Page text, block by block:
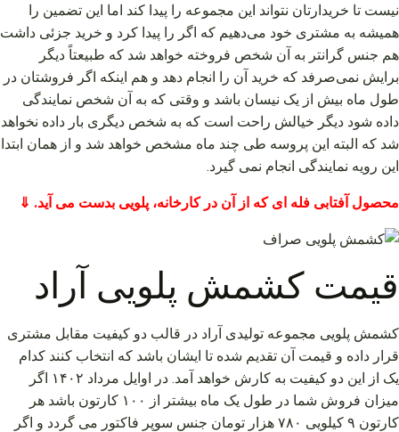
نیست تا خریدارتان نتواند این مجموعه را پیدا کند اما این تضمین را
همیشه به مشتری خود می‌دهیم که اگر را پیدا کرد و خرید جزئی داشت
هم جنس گرانتر به آن شخص فروخته خواهد شد که طبیعتاً دیگر
برایش نمی‌صرفد که خرید آن را انجام دهد و هم اینکه اگر فروشتان در
طول ماه بیش از یک نیسان باشد و وقتی که به آن شخص نمایندگی
داده شود دیگر خیالش راحت است که به شخص دیگری بار داده نخواهد
شد که البته این پروسه طی چند ماه مشخص خواهد شد و از همان ابتدا
این رویه نمایندگی انجام نمی گیرد.
محصول آفتابی فله ای که از آن در کارخانه، پلویی بدست می آید. ⇓
قیمت کشمش پلویی آراد
کشمش پلویی مجموعه تولیدی آراد در قالب دو کیفیت مقابل مشتری
قرار داده و قیمت آن تقدیم شده تا ایشان باشد که انتخاب کنند کدام
یک از این دو کیفیت به کارش خواهد آمد. در اوایل مرداد ۱۴۰۲ اگر
میزان فروش شما در طول یک ماه بیشتر از ۱۰۰ کارتون باشد هر
کارتون ۹ کیلویی ۷۸۰ هزار تومان جنس سوپر فاکتور می‌ گردد و اگر